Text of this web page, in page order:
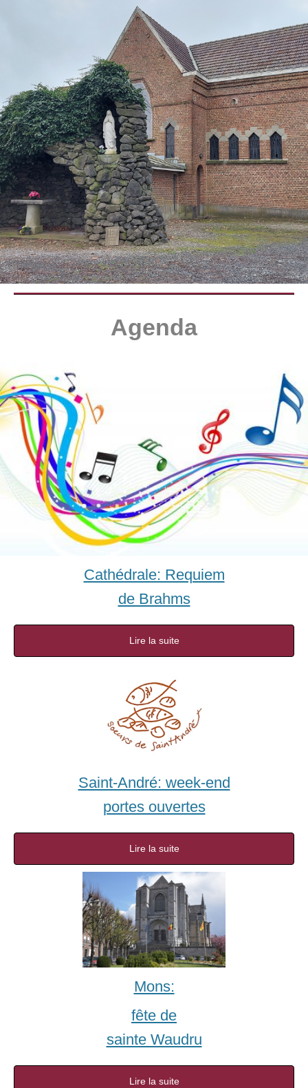
‍Agenda
Cathédrale: Requiem
de Brahms
Lire la suite
Saint-André: week-end
portes ouvertes
Lire la suite
Mons:
fête de
sainte Waudru
Lire la suite